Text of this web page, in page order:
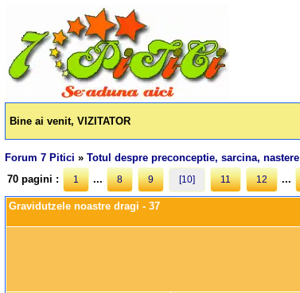
Bine ai venit, VIZITATOR
Forum 7 Pitici »Totul despre preconceptie, sarcina, nastere
70 pagini :
1 ... 8 9 [10] 11 12 ...
Gravidutzele noastre dragi - 37